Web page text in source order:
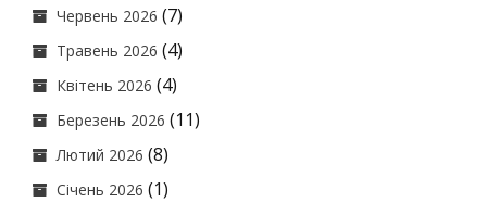
Червень 2026 (7)
Травень 2026 (4)
Квітень 2026 (4)
Березень 2026 (11)
Лютий 2026 (8)
Січень 2026 (1)